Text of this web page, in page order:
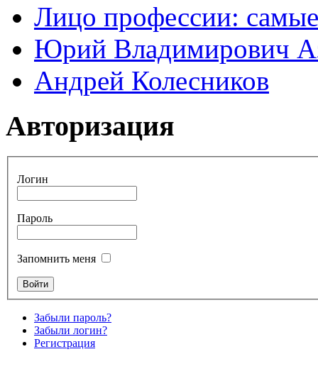
Лицо профессии:
Юрий Владимирович
Андрей Колесников
Авторизация
Логин
Пароль
Запомнить меня
Забыли пароль?
Забыли логин?
Регистрация